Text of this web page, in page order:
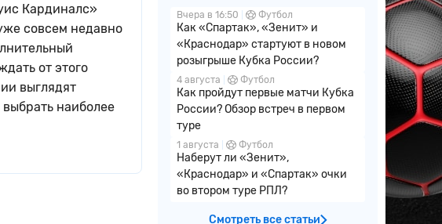
Кардиналс»
совсем недавно
от этого
выглядят
наиболее
Вчера в 16:50 Футбол
Как «Спартак», «Зенит» и
«Краснодар» стартуют в новом
розыгрыше Кубка России?
4 августа Футбол
Как пройдут первые матчи Кубка
России? Обзор встреч в первом
туре
1 августа Футбол
Наберут ли «Зенит»,
«Краснодар» и «Спартак» очки
во втором туре РПЛ?
Смотреть все статьи